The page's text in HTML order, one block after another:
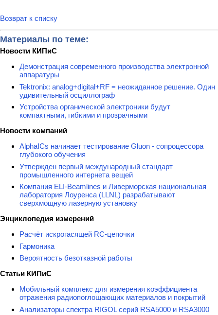
Возврат к списку
Материалы по теме:
Новости КИПиС
Демонстрация современного производства электронной
аппаратуры
Tektronix: analog+digital+RF = неожиданное решение. Один
удивительный осциллограф
Устройства органической электроники будут
компактными, гибкими и прозрачными
Новости компаний
AlphaICs начинает тестирование Gluon - сопроцессора
глубокого обучения
Утвержден первый международный стандарт
промышленного интернета вещей
Компания ELI-Beamlines и Ливерморская национальная
лаборатория Лоуренса (LLNL) разрабатывают
сверхмощную лазерную установку
Энциклопедия измерений
Расчёт искрогасящей RC-цепочки
Гармоника
Вероятность безотказной работы
Статьи КИПиС
Мобильный комплекс для измерения коэффициента
отражения радиопоглощающих материалов и покрытий
Анализаторы спектра RIGOL серий RSA5000 и RSA3000